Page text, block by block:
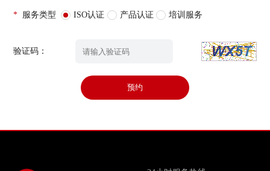
* 服务类型 ISO认证 产品认证 培训服务
验证码：
预约